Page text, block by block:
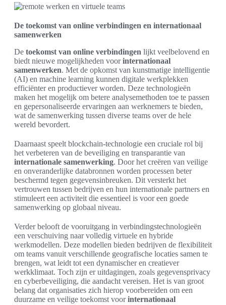
De toekomst van online verbindingen en internationaal
samenwerken
De toekomst van online verbindingen lijkt veelbelovend en
biedt nieuwe mogelijkheden voorinternationaal
samenwerken. Met de opkomst van kunstmatige intelligentie
(AI) en machine learning kunnen digitale werkplekken
efficiënter en productiever worden. Deze technologieën
maken het mogelijk om betere analysemethoden toe te passen
en gepersonaliseerde ervaringen aan werknemers te bieden,
wat de samenwerking tussen diverse teams over de hele
wereld bevordert.
Daarnaast speelt blockchain-technologie een cruciale rol bij
het verbeteren van de beveiliging en transparantie van
internationale samenwerking. Door het creëren van veilige
en onveranderlijke databronnen worden processen beter
beschermd tegen gegevensinbreuken. Dit versterkt het
vertrouwen tussen bedrijven en hun internationale partners en
stimuleert een activiteit die essentieel is voor een goede
samenwerking op globaal niveau.
Verder belooft de vooruitgang in verbindingstechnologieën
een verschuiving naar volledig virtuele en hybride
werkmodellen. Deze modellen bieden bedrijven de flexibiliteit
om teams vanuit verschillende geografische locaties samen te
brengen, wat leidt tot een dynamischer en creatiever
werkklimaat. Toch zijn er uitdagingen, zoals gegevensprivacy
en cyberbeveiliging, die aandacht vereisen. Het is van groot
belang dat organisaties zich hierop voorbereiden om een
duurzame en veilige toekomst voorinternationaal